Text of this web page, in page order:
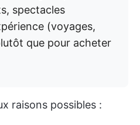
spectacles
(voyages,
que pour acheter
raisons possibles :